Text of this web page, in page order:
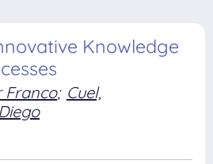
Knowledge
Franco; Cuel,